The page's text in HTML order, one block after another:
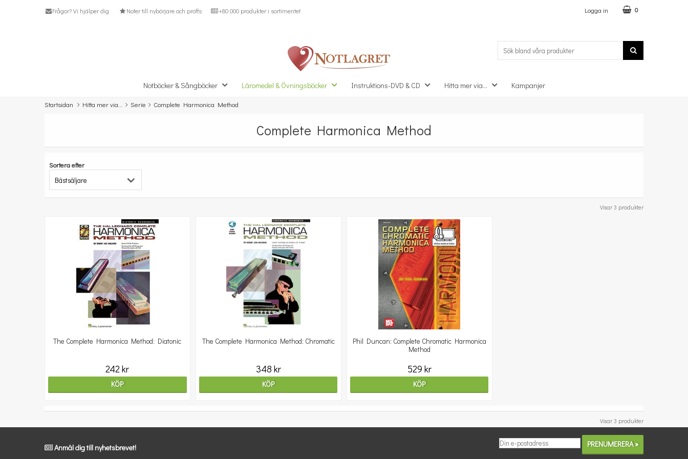
Frågor? Vi hjälper dig Noter till nybörjare och proffs +80 000 produkter i sortimentet Logga in 0
Notböcker & Sångböcker Läromedel & Övningsböcker Instruktions-DVD & CD Hitta mer via... Kampanjer
Startsidan Hitta mer via... Serie Complete Harmonica Method
Complete Harmonica Method
Sortera efter
Visar 3 produkter
The Complete Harmonica Method: Diatonic
242 kr
KÖP
The Complete Harmonica Method: Chromatic
348 kr
KÖP
Phil Duncan: Complete Chromatic Harmonica
Method
529 kr
KÖP
Visar 3 produkter
Anmäl dig till nyhetsbrevet!